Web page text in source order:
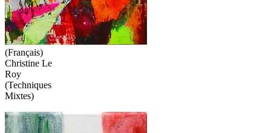
(Français)
Christine Le
Roy
(Techniques
Mixtes)